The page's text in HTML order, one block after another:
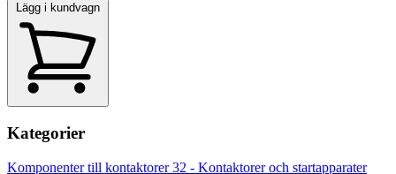
Lägg i kundvagn
Kategorier
Komponenter till kontaktorer32 - Kontaktorer och startapparater